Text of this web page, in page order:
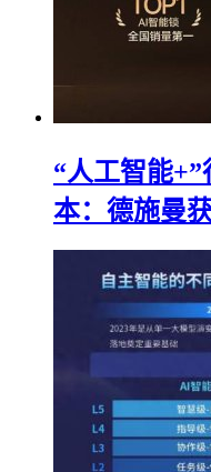
“人工智能
本：德施曼